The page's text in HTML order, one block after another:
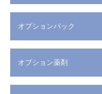
オプションパック
オプション薬剤